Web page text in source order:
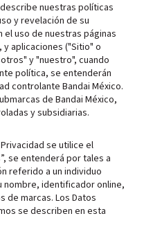
nuestras políticas
y revelación de su
uso de nuestras páginas
aplicaciones ("Sitio" o
y "nuestro", cuando
política, se entenderán
controlante Bandai México.
de Bandai México,
y subsidiarias.
se utilice el
se entenderá por tales a
referido a un individuo
identificador online,
marcas. Los Datos
se describen en esta